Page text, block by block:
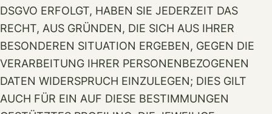
DSGVO ERFOLGT, HABEN SIE JEDERZEIT DAS
RECHT, AUS GRÜNDEN, DIE SICH AUS IHRER
BESONDEREN SITUATION ERGEBEN, GEGEN DIE
VERARBEITUNG IHRER PERSONENBEZOGENEN
DATEN WIDERSPRUCH EINZULEGEN; DIES GILT
AUCH FÜR EIN AUF DIESE BESTIMMUNGEN